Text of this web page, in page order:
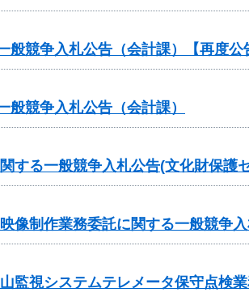
競争入札公告（会計課）【再度公
競争入札公告（会計課）
する一般競争入札公告(文化財保護
像制作業務委託に関する一般競争
視システムテレメータ保守点検